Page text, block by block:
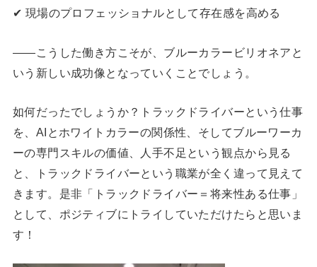
✔ 現場のプロフェッショナルとして存在感を高める
――こうした働き方こそが、ブルーカラービリオネアと
いう新しい成功像となっていくことでしょう。
如何だったでしょうか？トラックドライバーという仕事
を、AIとホワイトカラーの関係性、そしてブルーワーカ
ーの専門スキルの価値、人手不足という観点から見る
と、トラックドライバーという職業が全く違って見えて
きます。是非「トラックドライバー＝将来性ある仕事」
として、ポジティブにトライしていただけたらと思いま
す！